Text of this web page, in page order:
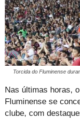
Torcida do Fluminense
Nas últimas horas,
Fluminense se
clube, com